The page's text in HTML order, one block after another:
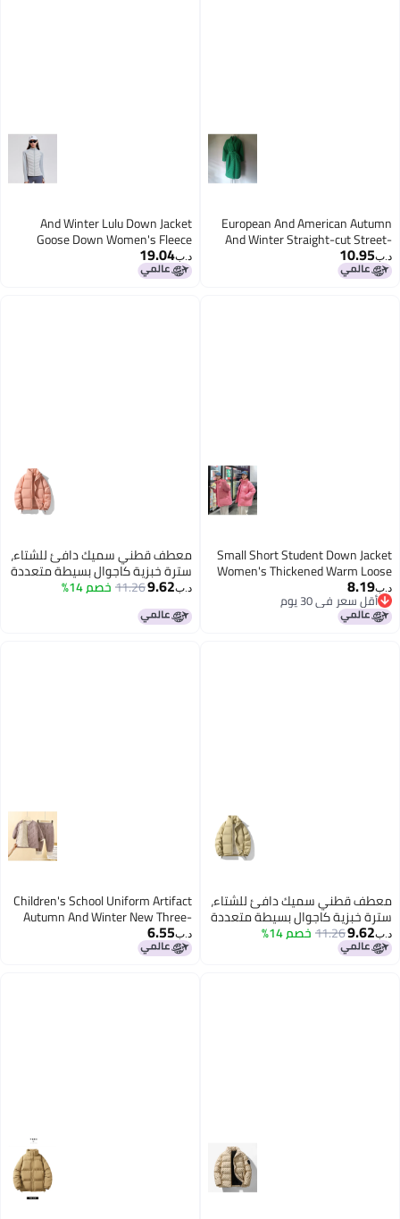
European And American Autumn
And Winter Straight-cut Street-
style Green Cotton Jacket With
Lace-up Design, Pocket Design,
د.ب‏10.95
And Winter Lulu Down Jacket
Goose Down Women's Fleece
Outdoor Running Sports Water-
repellent White Goose Down
د.ب‏19.04
Small Short Student Down Jacket
Women's Thickened Warm Loose
College Style Niche Bread Jacket
د.ب‏8.19
أقل سعر في 30 يوم
أقل سعر في 30 يوم
معطف قطني سميك دافئ للشتاء،
سترة خبزية كاجوال بسيطة متعددة
الاستخدامات، معطف قطني دافئ
ذي ياقة رياضي للرجال والنساء
د.ب‏9.62
11.26خصم 14%
معطف قطني سميك دافئ للشتاء،
سترة خبزية كاجوال بسيطة متعددة
الاستخدامات، معطف قطني دافئ
ذي ياقة رياضي للرجال والنساء
د.ب‏9.62
11.26خصم 14%
Children's School Uniform Artifact
Autumn And Winter New Three-
layer Quilted Cotton Boys' Cotton
Coat Fleece-lined And Thickeneded
د.ب‏6.55